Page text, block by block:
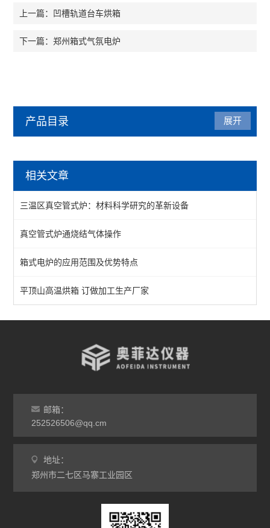
上一篇： 凹槽轨道台车烘箱
下一篇：郑州箱式气氛电炉
产品目录
管式气氛炉
1200℃管式炉
1400℃管式炉
1700℃管式炉
立式多温区管式炉
查看全部 >>
展开
相关文章
三温区真空管式炉：材料科学研究的革新设备
真空管式炉通烧结气体操作
箱式电炉的应用范围及优势特点
平顶山高温烘箱 订做加工生产厂家
邮箱：
252526506@qq.cm
地址：
郑州市二七区马寨工业园区